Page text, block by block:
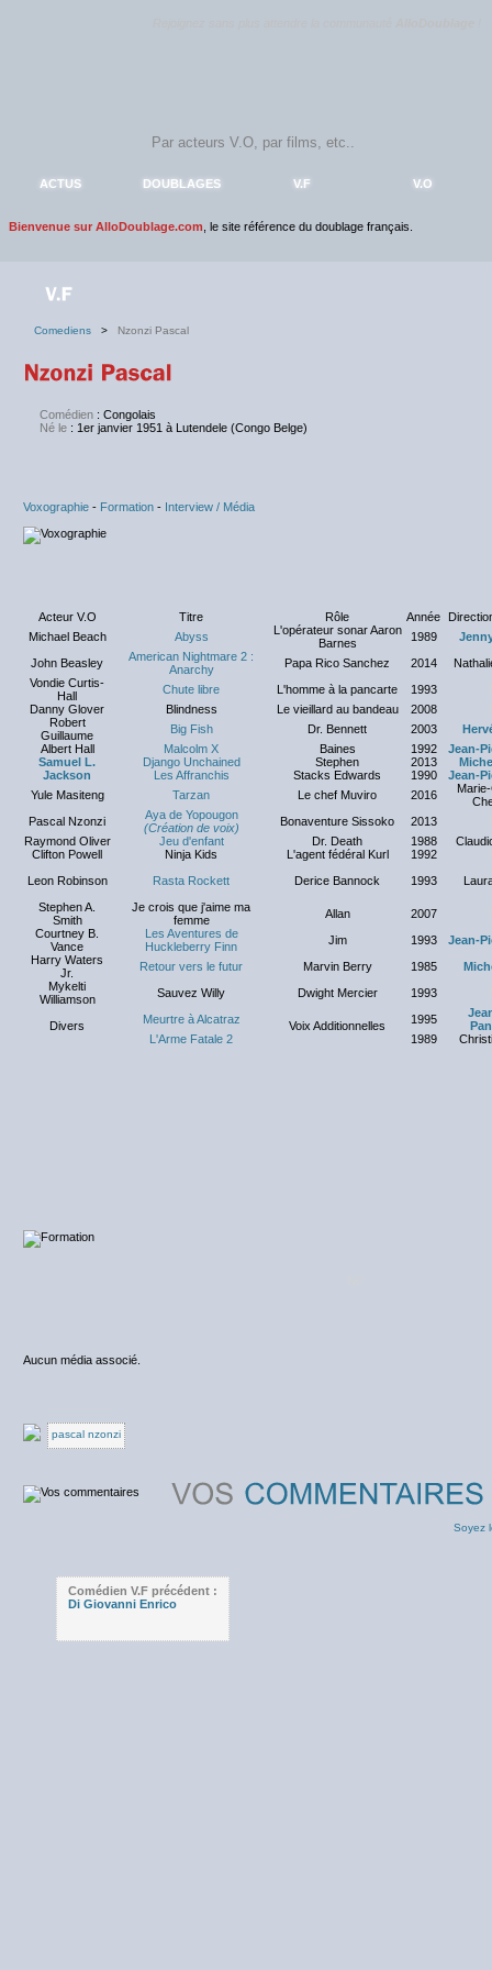
ACTUS DOUBLAGES V.F V.O
Bienvenue sur AlloDoublage.com , le site référence du doublage français.
Comediens > Nzonzi Pascal
Comédien : Congolais
Né le : 1er janvier 1951 à Lutendele (Congo Belge)
Voxographie - Formation - Interview / Média
Acteur V.O Titre Rôle Année
Michael Beach
Abyss
L'opérateur sonar Aaron
Barnes
1989
John Beasley
American Nightmare 2 :
Anarchy
Papa Rico Sanchez 2014
Vondie Curtis-
Hall
Chute libre L'homme à la pancarte 1993
Danny Glover
Blindness Le vieillard au bandeau 2008
Robert
Guillaume
Big Fish Dr. Bennett 2003
Albert Hall
Malcolm X Baines 1992
Jean-
Samuel L.
Jackson
Django Unchained Stephen 2013
Les Affranchis
Stacks Edwards 1990
Jean-
Yule Masiteng
Tarzan Le chef Muviro 2016
Pascal Nzonzi
Aya de Yopougon
(Création de voix)
Bonaventure Sissoko 2013
Raymond Oliver
Jeu d'enfant Dr. Death 1988
Clifton Powell
Ninja Kids L'agent fédéral Kurl 1992
Leon Robinson
Rasta Rockett Derice Bannock 1993
Stephen A.
Smith
Je crois que j'aime ma
femme
Allan 2007
Courtney B.
Vance
Les Aventures de
Huckleberry Finn
Jim 1993
Jean-
Harry Waters
Jr.
Retour vers le futur Marvin Berry 1985
Mykelti
Williamson
Sauvez Willy Dwight Mercier 1993
Divers Meurtre à Alcatraz Voix Additionnelles 1995
L'Arme Fatale 2
1989
Aucun média associé.
pascal nzonzi
Soyez
Comédien V.F précédent :
Di Giovanni Enrico